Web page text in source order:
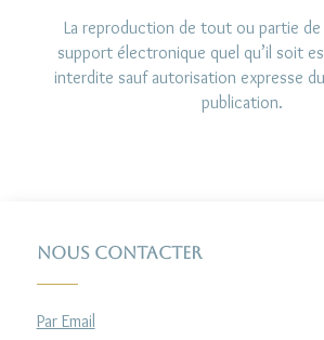
La reproduction de tout ou partie
support électronique quel qu’il soit
interdite sauf autorisation expresse
publication.
Nous contacter
Par Email